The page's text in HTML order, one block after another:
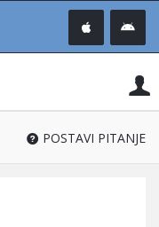
®
POSTAVI PITANJE